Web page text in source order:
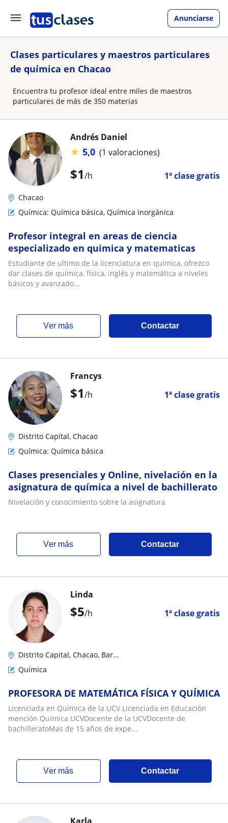
Anunciarse
Clases particulares y maestros particulares
de química en Chacao
Encuentra tu profesor ideal entre miles de maestros
particulares de más de 350 materias
$1/h 1ª clase gratis
Andrés Daniel
★ 5,0 (1 valoraciones)
Chacao
Química: Química básica, Química inorgánica
Profesor integral en areas de ciencia
especializado en quimica y matematicas
Estudiante de ultimo de la licenciatura en química, ofrezco
dar clases de química, física, inglés y matemática a niveles
básicos y avanzado...
ver más Contactar
$1/h 1ª clase gratis
Francys
Distrito Capital, Chacao
Química: Química básica
Clases presenciales y Online, nivelación en la
asignatura de química a nivel de bachillerato
Nivelación y conocimiento sobre la asignatura
ver más Contactar
$5/h 1ª clase gratis
Linda
Distrito Capital, Chacao, Bar...
Química
PROFESORA DE MATEMÁTICA FÍSICA Y QUÍMICA
Licenciada en Química de la UCV Licenciada en Educación
mención Química UCVDocente de la UCVDocente de
bachilleratoMas de 15 años de expe...
ver más Contactar